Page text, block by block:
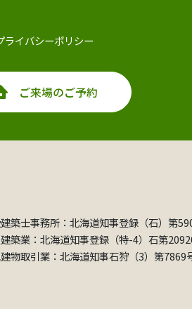
ライバシーポリシー
ご来場のご予約
築士事務所：北海道知事登録（石）第
築業：北海道知事登録（特-4）石第
物取引業：北海道知事石狩（3）第7869